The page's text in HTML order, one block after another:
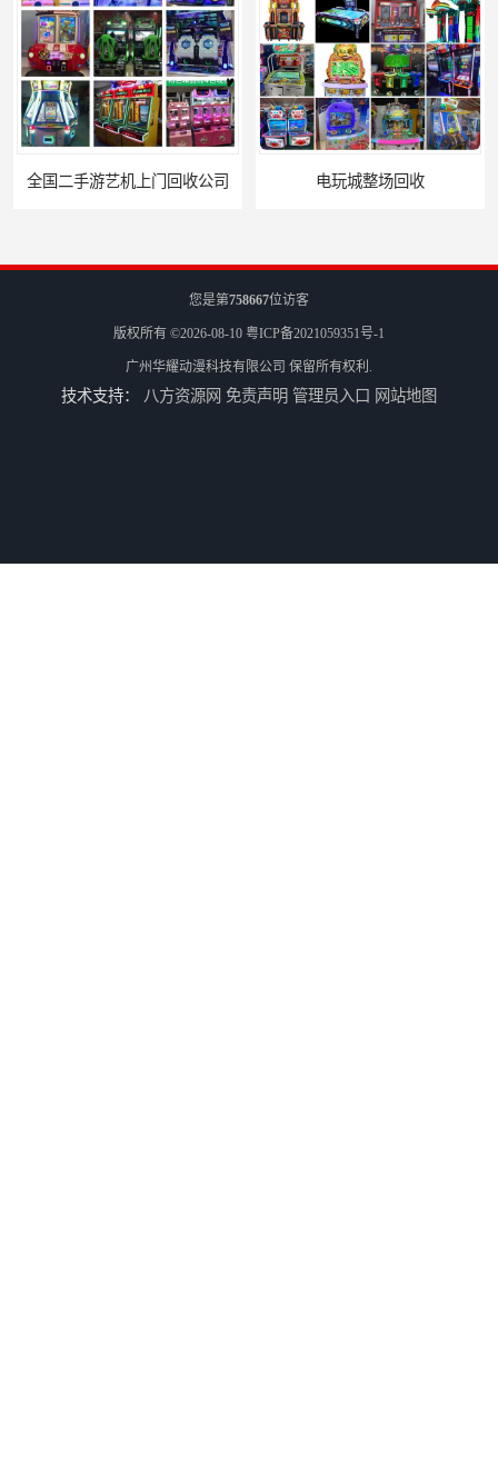
电玩城整场回收 儿童机回收
您是第758667位访客
版权所有 ©2026-08-10 粤ICP备2021059351号-1
广州华耀动漫科技有限公司 保留所有权利.
技术支持： 八方资源网 免责声明 管理员入口 网站地图